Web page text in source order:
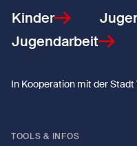
Kinder
Jugendarbeit
In Kooperation mit der Stadt
TOOLS & INFOS